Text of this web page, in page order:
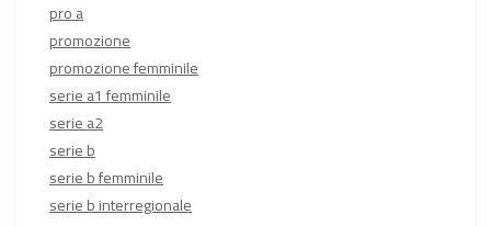
pro a
promozione
promozione femminile
serie a1 femminile
serie a2
serie b
serie b femminile
serie b interregionale